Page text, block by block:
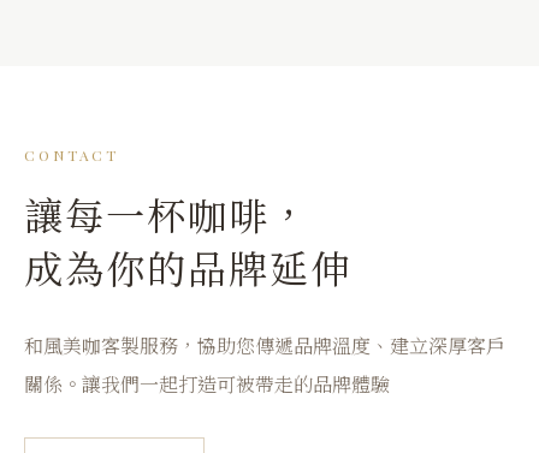
CONTACT
讓每一杯咖啡，
成為你的品牌延伸
和風美咖客製服務，協助您傳遞品牌溫度、建立深厚客戶
關係。讓我們一起打造可被帶走的品牌體驗